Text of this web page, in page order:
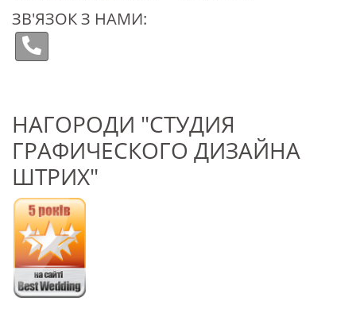
ЗВ'ЯЗОК З НАМИ:
НАГОРОДИ "СТУДИЯ
ГРАФИЧЕСКОГО ДИЗАЙНА
ШТРИХ"